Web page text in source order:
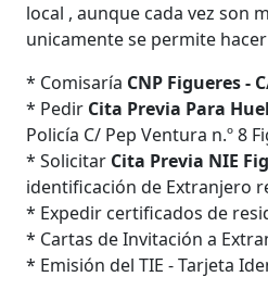
local , aunque cada vez son
unicamente se permite
* Comisaría CNP Figueres -
* Pedir Cita Previa Para
Policía C/ Pep Ventura n.º 8
* Solicitar Cita Previa NIE
identificación de Extranjero
* Expedir certificados de
* Cartas de Invitación a
* Emisión del TIE - Tarjeta